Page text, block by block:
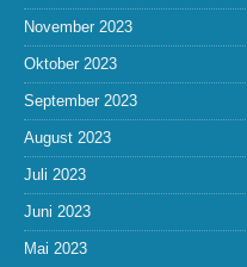
November 2023
Oktober 2023
September 2023
August 2023
Juli 2023
Juni 2023
Mai 2023